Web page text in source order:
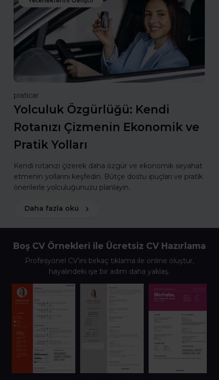
praticar
Yolculuk Özgürlüğü: Kendi
Rotanızı Çizmenin Ekonomik ve
Pratik Yolları
Kendi rotanızı çizerek daha özgür ve ekonomik seyahat
etmenin yollarını keşfedin. Bütçe dostu ipuçları ve pratik
önerilerle yolculuğunuzu planlayın.
Daha fazla oku
Boş CV Örnekleri ile Ücretsiz CV Hazırlama
Profesyonel CV’ini birkaç tıklama ile online oluştur,
hayalindeki işe bir adım daha yaklaş.